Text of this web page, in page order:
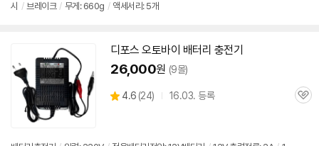
시 / 브레이크 / 무게: 660g / 액세서리: 5개
디포스 오토바이 배터리 충전기
26,000원 (9몰)
별
4.6 (상
뷰
24) 16.03. 등록
관